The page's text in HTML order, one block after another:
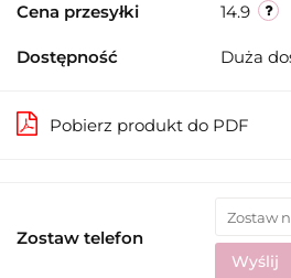
Cena przesyłki 14.9
Dostępność Duża
Pobierz produkt do PDF
Zostaw telefon
Wyślij